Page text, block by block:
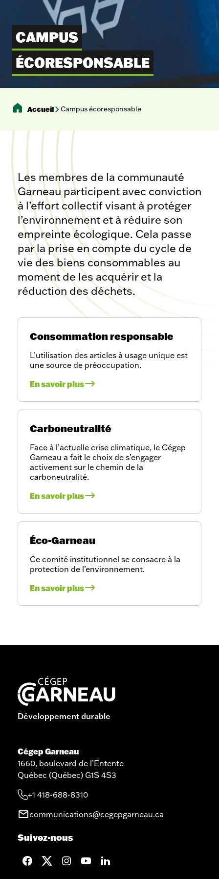
CAMPUS
ÉCORESPONSABLE
Accueil Campus écoresponsable
Les membres de la communauté
Garneau participent avec conviction
à l’effort collectif visant à protéger
l’environnement et à réduire son
empreinte écologique. Cela passe
par la prise en compte du cycle de
vie des biens consommables au
moment de les acquérir et la
réduction des déchets.
Consommation responsable
L’utilisation des articles à usage unique est
une source de préoccupation.
En savoir plus
Carboneutralité
Face à l’actuelle crise climatique, le Cégep
Garneau a fait le choix de s’engager
activement sur le chemin de la
carboneutralité.
En savoir plus
Éco-Garneau
Ce comité institutionnel se consacre à la
protection de l’environnement.
En savoir plus
Cégep Garneau
1660, boulevard de l’Entente
Québec (Québec) G1S 4S3
+1 418-688-8310
communications@cegepgarneau.ca
Suivez-nous
facebooktwittergoogleplus
googleplusgoogleplus
Développement durable